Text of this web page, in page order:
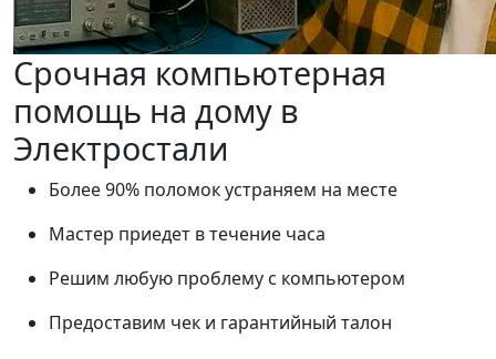
Срочная компьютерная
помощь на дому в
Электростали
Более 90% поломок устраняем на месте
Мастер приедет в течение часа
Решим любую проблему с компьютером
Предоставим чек и гарантийный талон